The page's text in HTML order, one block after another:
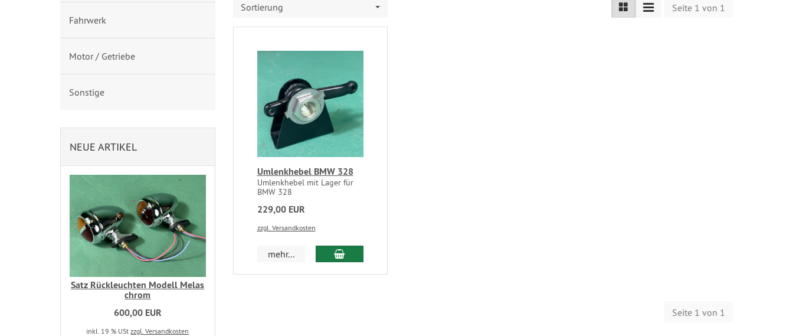
Sortierung Seite 1 von 1
Umlenkhebel BMW 328
Umlenkhebel mit Lager für
BMW 328
229,00 EUR
zzgl. Versandkosten
mehr...
Seite 1 von 1
Fahrwerk
Motor / Getriebe
Sonstige
NEUE ARTIKEL
Satz Rückleuchten Modell Melas
chrom
600,00 EUR
inkl. 19 % UStzzgl. Versandkosten